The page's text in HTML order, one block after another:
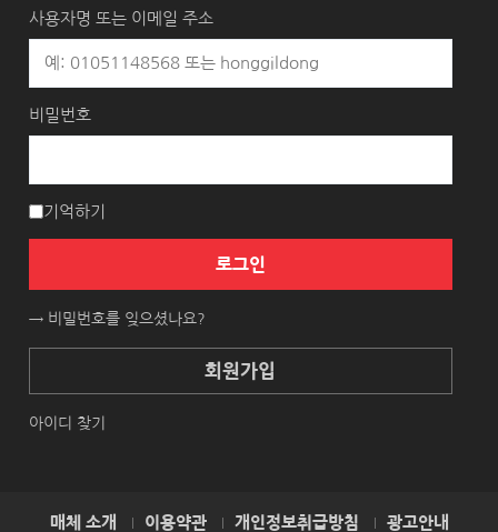
사용자명 또는 이메일 주소
비밀번호
기억하기
로그인
→ 비밀번호를 잊으셨나요?
회원가입
아이디 찾기
매체 소개 이용약관 개인정보취급방침
광고안내